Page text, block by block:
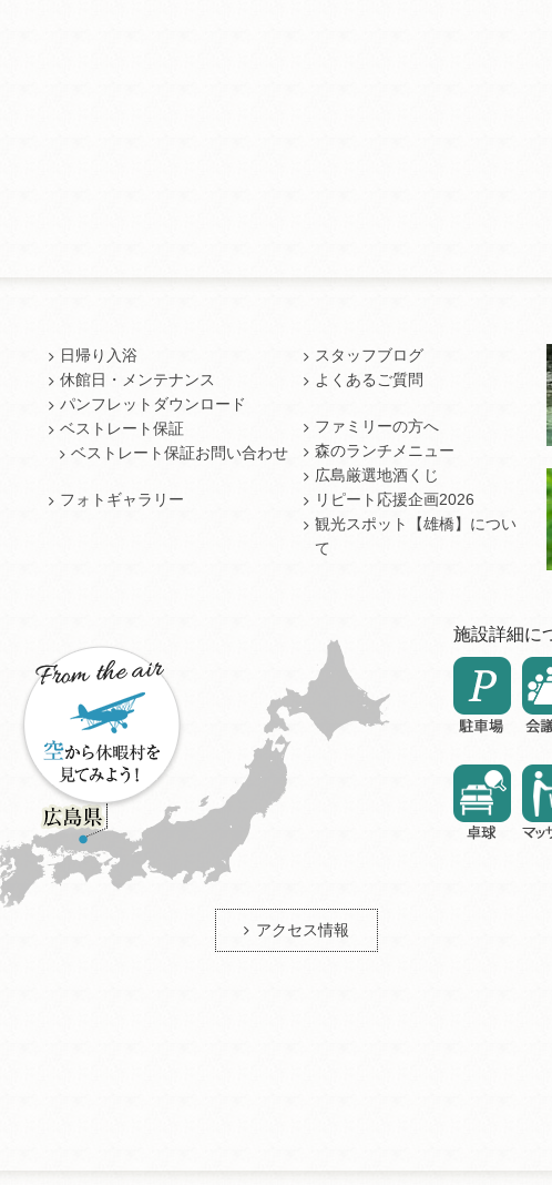
日帰り入浴
休館日・メンテナンス
パンフレットダウンロード
ベストレート保証
ベストレート保証お問い合わせ
フォトギャラリー
スタッフブログ
よくあるご質問
ファミリーの方へ
森のランチメニュー
広島厳選地酒くじ
リピート応援企画2026
観光スポット【雄橋】につい
て
アクセス情報
施設詳細に